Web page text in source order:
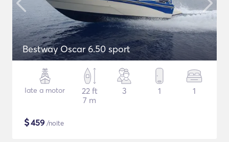
Bestway Oscar 6.50 sport
Iate a motor
22 ft
7 m
3 1 1
$459 /noite